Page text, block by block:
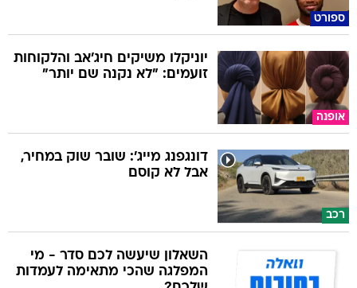
ספורט
אופנה
יוניקלו משיקים חיג'אב והלקוחות
זועמים: "לא נקנה שם יותר"
רכב
דונגפנג מייג': שובר שוק במחיר,
אבל לא קוסם
השאלון שיעשה לכם סדר - מי
המפלגה שהכי מתאימה לעמדות